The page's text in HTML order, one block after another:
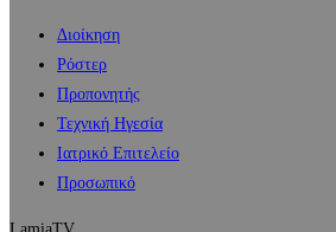
Διοίκηση
Ρόστερ
Προπονητής
Τεχνική Ηγεσία
Ιατρικό Επιτελείο
Προσωπικό